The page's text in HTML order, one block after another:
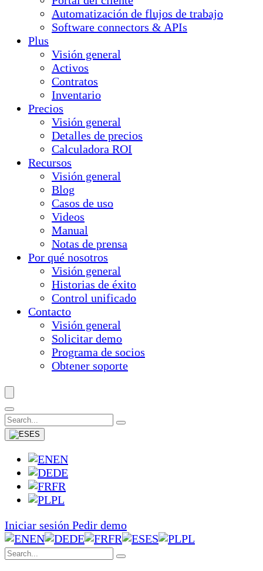
Automatización de flujos de trabajo
Software connectors & APIs
Plus
Visión general
Activos
Contratos
Inventario
Precios
Visión general
Detalles de precios
Calculadora ROI
Recursos
Visión general
Blog
Casos de uso
Videos
Manual
Notas de prensa
Por qué nosotros
Visión general
Historias de éxito
Control unificado
Contacto
Visión general
Solicitar demo
Programa de socios
Obtener soporte
ES
EN
DE
FR
PL
Iniciar sesión Pedir demo
EN
DE FR ES PL